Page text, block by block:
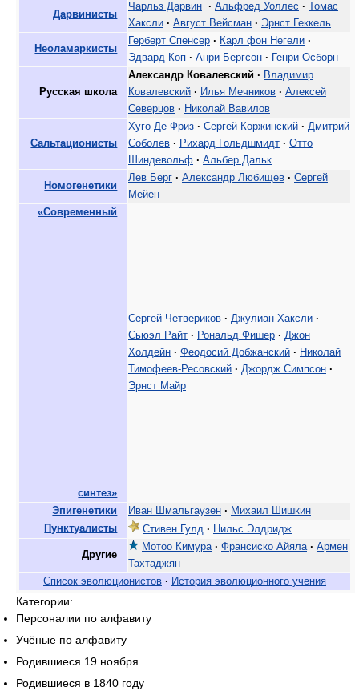
Дарвинисты
Чарльз Дарвин · Альфред Уоллес ·
Томас
Хаксли · Август Вейсман · Эрнст Геккель
Неоламаркисты
Герберт Спенсер · Карл фон Негели ·
Эдвард Коп · Анри Бергсон · Генри Осборн
Русская школа
Александр Ковалевский · Владимир
Ковалевский · Илья Мечников · Алексей
Северцов · Николай Вавилов
Сальтационисты
Хуго Де Фриз · Сергей Коржинский · Дмитрий
Соболев · Рихард Гольдшмидт · Отто
Шиндевольф · Альбер Дальк
Номогенетики
Лев Берг · Александр Любищев · Сергей
Мейен
«Современный
синтез»
Сергей Четвериков · Джулиан Хаксли ·
Сьюэл Райт · Рональд Фишер · Джон
Холдейн · Феодосий Добжанский · Николай
Тимофеев-Ресовский · Джордж Симпсон ·
Эрнст Майр
Эпигенетики Иван Шмальгаузен · Михаил Шишкин
Пунктуалисты
Стивен Гулд · Нильс Элдридж
Другие
Мотоо Кимура· Франсиско Айяла· Армен
Тахтаджян
Список эволюционистов · История эволюционного учения
Категории:
Персоналии по алфавиту
Учёные по алфавиту
Родившиеся 19 ноября
Родившиеся в 1840 году